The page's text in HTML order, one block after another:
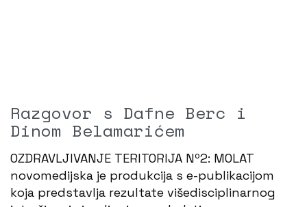
Razgovor s Dafne Berc i
Dinom Belamarićem
OZDRAVLJIVANJE TERITORIJA Nº2: MOLAT
novomedijska je produkcija s e-publikacijom
koja predstavlja rezultate višedisciplinarnog